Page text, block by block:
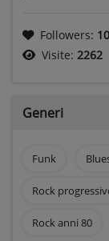
Followers: 10
Visite: 2262
Generi
Funk
Rock
Rock anni 80